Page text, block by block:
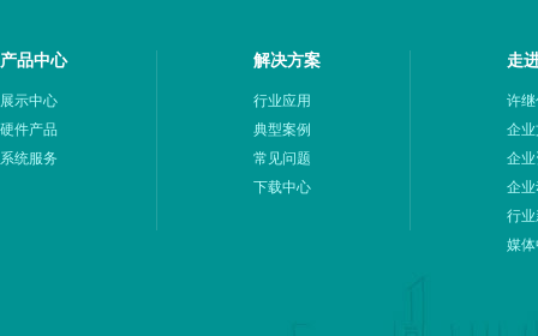
产品中心
展示中心
硬件产品
系统服务
解决方案
行业应用
典型案例
常见问题
下载中心
走
许
企
企
企
行
媒